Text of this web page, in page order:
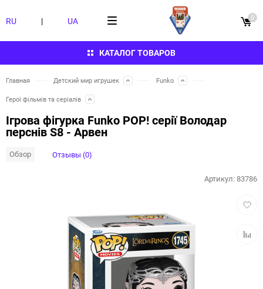
КАТАЛОГ ТОВАРОВ
RU | UA 0
Главная Детский мир игрушек Funko
Герої фільмів та серіалів
Ігрова фігурка Funko POP! серії Володар
перснів S8 - Арвен
Обзор Отзывы (0)
Артикул:83786